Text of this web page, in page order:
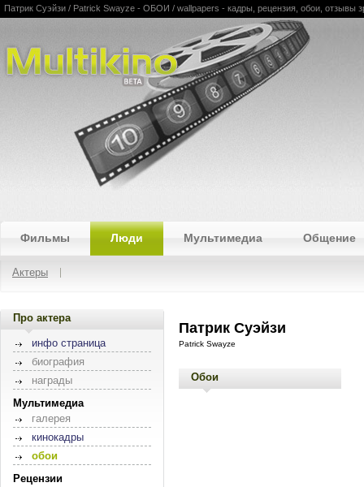
Multikino
Патрик Суэйзи / Patrick Swayze - ОБОИ / wallpapers - кадры, рецензия, обои, отзывы
Фильмы Люди Мультимедиа Общение
Актеры
Про актера
инфо страница
биография
награды
Мультимедиа
галерея
кинокадры
обои
Рецензии
Патрик Суэйзи
Patrick Swayze
Обои